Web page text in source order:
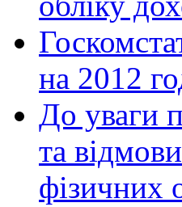
на 2012
До уваги
та
фізичних